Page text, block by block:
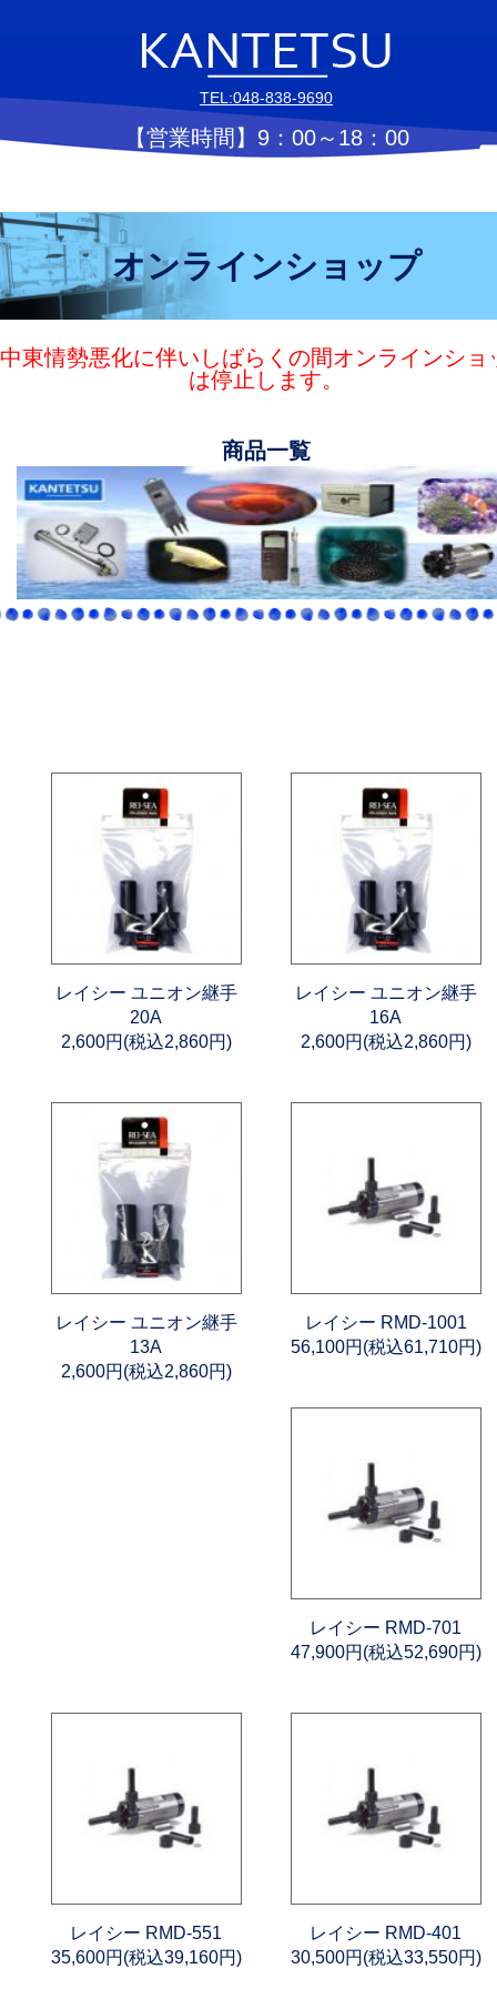
TEL:048-838-9690
【営業時間】9：00～18：00
オンラインショップ
中東情勢悪化に伴いしばらくの間オンラインショ
は停止します。
商品一覧
レイシー ユニオン継手
20A
2,600円(税込2,860円)
レイシー ユニオン継手
16A
2,600円(税込2,860円)
レイシー ユニオン継手
13A
2,600円(税込2,860円)
レイシー RMD-1001
56,100円(税込61,710円)
レイシー RMD-701
47,900円(税込52,690円)
レイシー RMD-551
35,600円(税込39,160円)
レイシー RMD-401
30,500円(税込33,550円)